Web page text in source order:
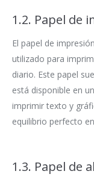
1.2. Papel de
El papel de
utilizado para
diario. Este papel
está disponible en
imprimir texto y
equilibrio perfecto
1.3. Papel de